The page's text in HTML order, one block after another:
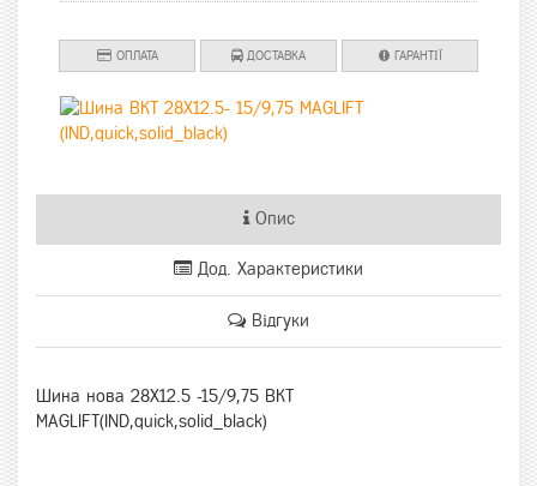
ОПЛАТА ДОСТАВКА ГАРАНТІЇ
Опис
Дод. Характеристики
Відгуки
Шина нова 28X12.5 -15/9,75 BKT
MAGLIFT(IND,quick,solid_black)